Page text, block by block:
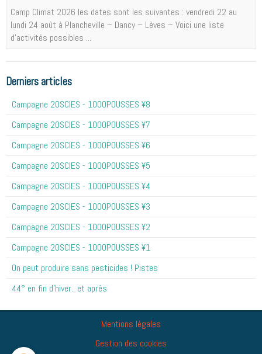
Camp Climat 2026 les dates sont les suivantes : vendredi 22 au
lundi 24 août à Plancheville – Dancy – Lèves – Voici une liste
d'activités possibles ...
Derniers articles
Campagne 20SCIES - 1OOOPOUSSES ¥8
Campagne 20SCIES - 1OOOPOUSSES ¥7
Campagne 20SCIES - 1OOOPOUSSES ¥6
Campagne 20SCIES - 1OOOPOUSSES ¥5
Campagne 20SCIES - 1OOOPOUSSES ¥4
Campagne 20SCIES - 1OOOPOUSSES ¥3
Campagne 20SCIES - 1OOOPOUSSES ¥2
Campagne 20SCIES - 1OOOPOUSSES ¥1
On peut produire sans pesticides ! Pistes
44° en fin d'hiver.. et après
Mentions légales
Gestion des cookies